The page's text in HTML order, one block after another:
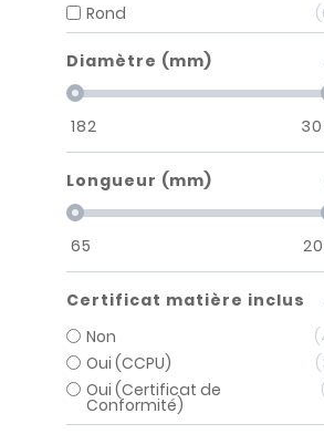
Rond
Diamètre (mm)
182
Longueur (mm)
65
Certificat matière inclus
Non
Oui (CCPU)
Oui (Certificat de
Conformité)